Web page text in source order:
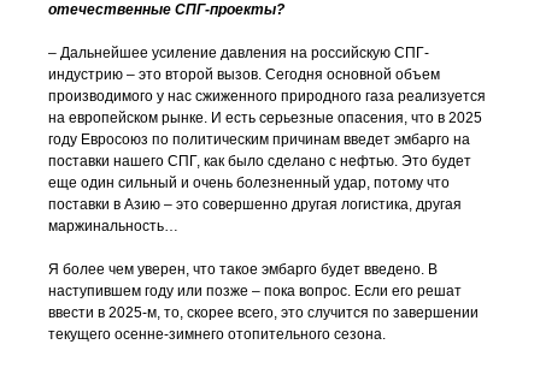
отечественные СПГ-проекты?
– Дальнейшее усиление давления на российскую СПГ-
индустрию – это второй вызов. Сегодня основной объем
производимого у нас сжиженного природного газа реализуется
на европейском рынке. И есть серьезные опасения, что в 2025
году Евросоюз по политическим причинам введет эмбарго на
поставки нашего СПГ, как было сделано с нефтью. Это будет
еще один сильный и очень болезненный удар, потому что
поставки в Азию – это совершенно другая логистика, другая
маржинальность…
Я более чем уверен, что такое эмбарго будет введено. В
наступившем году или позже – пока вопрос. Если его решат
ввести в 2025-м, то, скорее всего, это случится по завершении
текущего осенне-зимнего отопительного сезона.